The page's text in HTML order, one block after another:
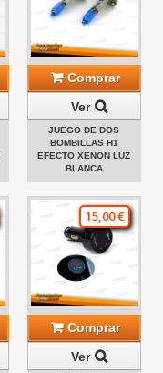
Comprar
Ver
JUEGO DE DOS
BOMBILLAS H1
EFECTO XENON LUZ
BLANCA
15,00 €
Comprar
Ver